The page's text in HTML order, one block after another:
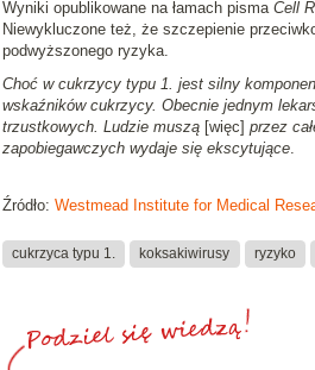
Wyniki opublikowane na łamach pisma Cell
Niewykluczone też, że szczepienie
podwyższonego ryzyka.
Choć w cukrzycy typu 1. jest silny
wskaźników cukrzycy. Obecnie jednym
trzustkowych. Ludzie muszą[więc] przez
zapobiegawczych wydaje się ekscytujące.
Źródło: Westmead Institute for Medical
cukrzyca typu 1. koksakiwirusy ryzyko